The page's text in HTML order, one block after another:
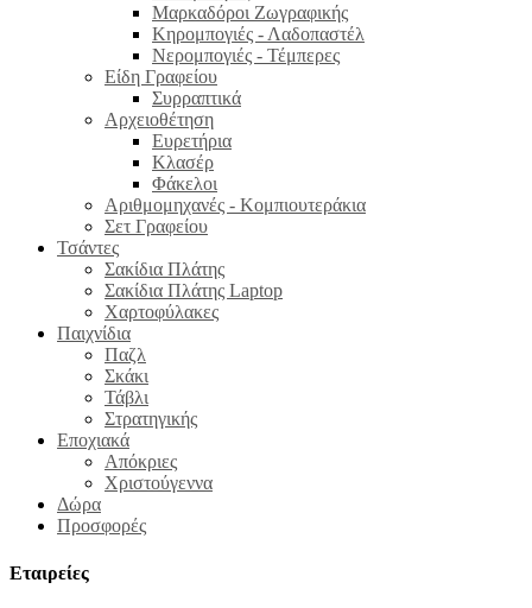
Μαρκαδόροι Ζωγραφικής
Κηρομπογιές - Λαδοπαστέλ
Νερομπογιές - Τέμπερες
Είδη Γραφείου
Συρραπτικά
Αρχειοθέτηση
Ευρετήρια
Κλασέρ
Φάκελοι
Αριθμομηχανές - Κομπιουτεράκια
Σετ Γραφείου
Τσάντες
Σακίδια Πλάτης
Σακίδια Πλάτης Laptop
Χαρτοφύλακες
Παιχνίδια
Παζλ
Σκάκι
Τάβλι
Στρατηγικής
Εποχιακά
Απόκριες
Χριστούγεννα
Δώρα
Προσφορές
Εταιρείες